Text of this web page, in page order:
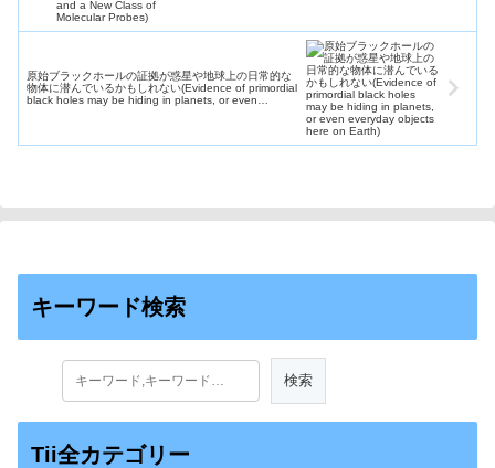
原始ブラックホールの証拠が惑星や地球上の日常的な
物体に潜んでいるかもしれない(Evidence of primordial
black holes may be hiding in planets, or even
キーワード検索
Tii全カテゴリー